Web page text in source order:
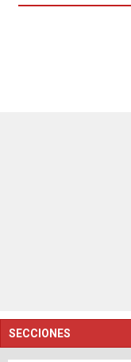
SECCIONES